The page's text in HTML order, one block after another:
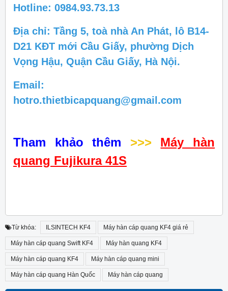
Hotline: 0984.93.73.13
Địa chỉ: Tầng 5, toà nhà An Phát, lô B14-
D21 KĐT mới Cầu Giấy, phường Dịch
Vọng Hậu, Quận Cầu Giấy, Hà Nội.
Email:
hotro.thietbicapquang@gmail.com
Tham khảo thêm >>>
Máy hàn
quang Fujikura 41S
Từ khóa: ILSINTECH KF4 Máy hàn cáp quang KF4 giá rẻ
Máy hàn cáp quang Swift KF4 Máy hàn quang KF4
Máy hàn cáp quang KF4 Máy hàn cáp quang mini
Máy hàn cáp quang Hàn Quốc Máy hàn cáp quang